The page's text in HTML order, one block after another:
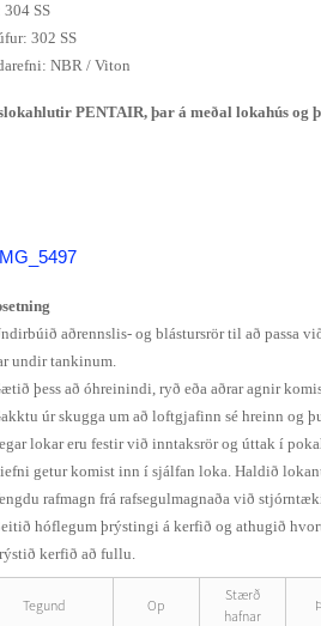
304 SS
302 SS
NBR / Viton
PENTAIR, þar á meðal lokahús og
aðrennslis- og blástursrör til að passa
undir tankinum.
þess að óhreinindi, ryð eða aðrar agnir
úr skugga um að loftgjafinn sé hreinn og
lokar eru festir við inntaksrör og úttak í
getur komist inn í sjálfan loka. Haldið
rafmagn frá rafsegulmagnaða við
hóflegum þrýstingi á kerfið og athugið
kerfið að fullu.
Tegund Op
Stærð
hafnar